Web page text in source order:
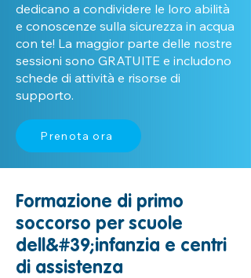
dedicano a condividere le loro abilità
e conoscenze sulla sicurezza in acqua
con te! La maggior parte delle nostre
sessioni sono GRATUITE e includono
schede di attività e risorse di
supporto.
Prenota ora
Formazione di primo
soccorso per scuole
dell&#39;infanzia e centri
di assistenza